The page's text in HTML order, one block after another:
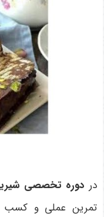
در دوره تخصصی
تمرین عملی و کسب